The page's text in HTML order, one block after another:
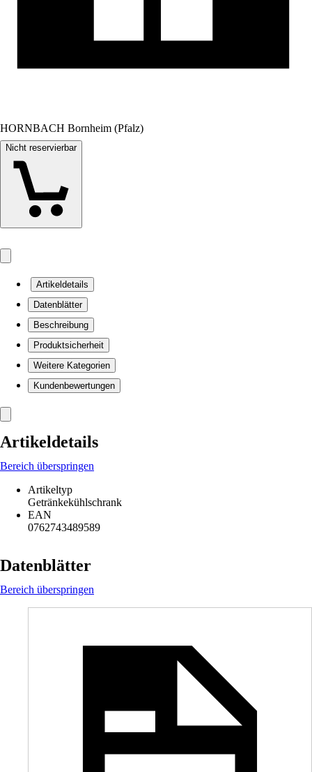
HORNBACH Bornheim (Pfalz)
Nicht reservierbar
Artikeldetails
Datenblätter
Beschreibung
Produktsicherheit
Weitere Kategorien
Kundenbewertungen
Artikeldetails
Bereich überspringen
Artikeltyp
Getränkekühlschrank
EAN
0762743489589
Datenblätter
Bereich überspringen